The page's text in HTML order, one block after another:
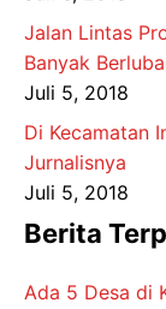
Jalan Lintas
Banyak
Juli 5, 2018
Di Kecamatan
Jurnalisnya
Juli 5, 2018
Berita
Ada 5 Desa di